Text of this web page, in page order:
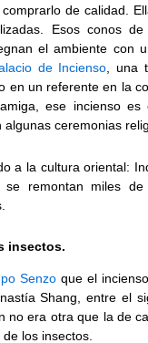
de calidad.
Esos conos
el ambiente con
de Incienso , una
en un referente en la
ese incienso
ceremonias
a la cultura oriental:
se remontan miles
insectos.
Senzo que el
Shang, entre el
no era otra que la de
los insectos.